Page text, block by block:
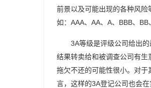
前景以及可能出现的各种风
如：AAA、AA、A、BBB、
3A等级是评级公司给出的
结果转卖给和被调查公司有
拖欠不还的可能性很小。对
言，这样的3A登记公司也会